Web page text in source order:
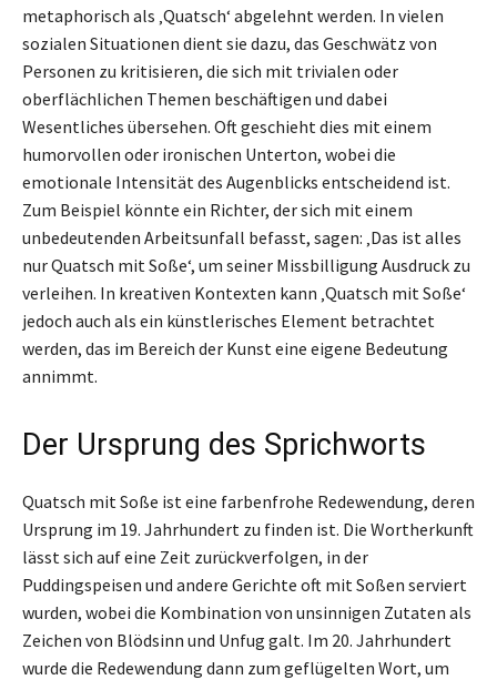
metaphorisch als ‚Quatsch‘ abgelehnt werden. In vielen
sozialen Situationen dient sie dazu, das Geschwätz von
Personen zu kritisieren, die sich mit trivialen oder
oberflächlichen Themen beschäftigen und dabei
Wesentliches übersehen. Oft geschieht dies mit einem
humorvollen oder ironischen Unterton, wobei die
emotionale Intensität des Augenblicks entscheidend ist.
Zum Beispiel könnte ein Richter, der sich mit einem
unbedeutenden Arbeitsunfall befasst, sagen: ‚Das ist alles
nur Quatsch mit Soße‘, um seiner Missbilligung Ausdruck zu
verleihen. In kreativen Kontexten kann ‚Quatsch mit Soße‘
jedoch auch als ein künstlerisches Element betrachtet
werden, das im Bereich der Kunst eine eigene Bedeutung
annimmt.
Der Ursprung des Sprichworts
Quatsch mit Soße ist eine farbenfrohe Redewendung, deren
Ursprung im 19. Jahrhundert zu finden ist. Die Wortherkunft
lässt sich auf eine Zeit zurückverfolgen, in der
Puddingspeisen und andere Gerichte oft mit Soßen serviert
wurden, wobei die Kombination von unsinnigen Zutaten als
Zeichen von Blödsinn und Unfug galt. Im 20. Jahrhundert
wurde die Redewendung dann zum geflügelten Wort, um